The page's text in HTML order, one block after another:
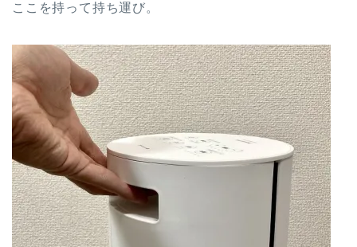
ここを持って持ち運び。